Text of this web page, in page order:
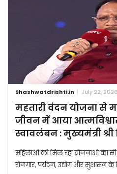
Shashwatdrishti.in July 22, 2026
महतारी वंदन योजना से
जीवन में आया
स्वावलंबन : मुख्यमंत्री
महिलाओं को मिल रहा योजनाओं का
रोजगार, पर्यटन, उद्योग और सुशासन